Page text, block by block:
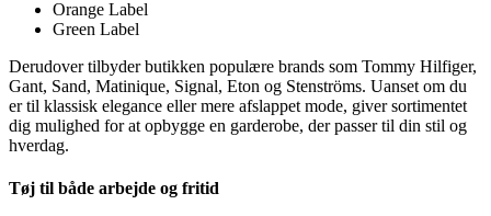
Orange Label
Green Label
Derudover tilbyder butikken populære brands som Tommy Hilfiger,
Gant, Sand, Matinique, Signal, Eton og Stenströms. Uanset om du
er til klassisk elegance eller mere afslappet mode, giver sortimentet
dig mulighed for at opbygge en garderobe, der passer til din stil og
hverdag.
Tøj til både arbejde og fritid